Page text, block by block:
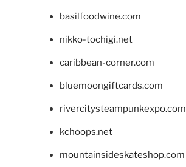
basilfoodwine.com
nikko-tochigi.net
caribbean-corner.com
bluemoongiftcards.com
rivercitysteampunkexpo.com
kchoops.net
mountainsideskateshop.com